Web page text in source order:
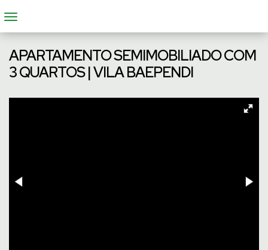
APARTAMENTO SEMIMOBILIADO COM
3 QUARTOS | VILA BAEPENDI